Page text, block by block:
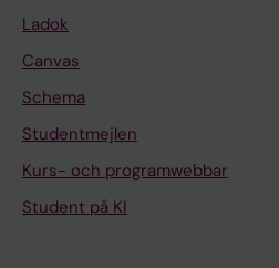
Ladok
Canvas
Schema
Studentmejlen
Kurs- och programwebbar
Student på KI